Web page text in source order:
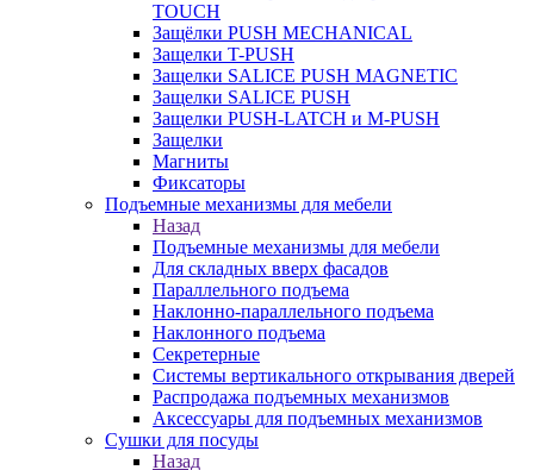
TOUCH
Защёлки PUSH MECHANICAL
Защелки T-PUSH
Защелки SALICE PUSH MAGNETIC
Защелки SALICE PUSH
Защелки PUSH-LATCH и M-PUSH
Защелки
Магниты
Фиксаторы
Подъемные механизмы для мебели
Назад
Подъемные механизмы для мебели
Для складных вверх фасадов
Параллельного подъема
Наклонно-параллельного подъема
Наклонного подъема
Секретерные
Системы вертикального открывания дверей
Распродажа подъемных механизмов
Аксессуары для подъемных механизмов
Сушки для посуды
Назад